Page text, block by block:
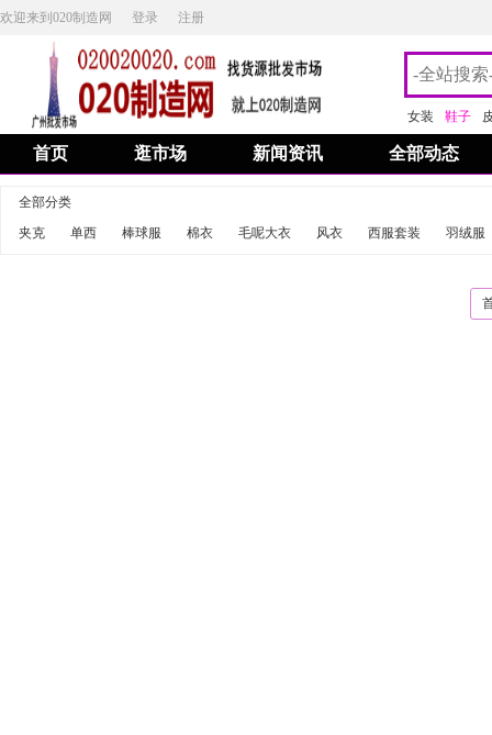
欢迎来到020制造网 登录 注册
女装 鞋子
首页 逛市场 新闻资讯 全部动态
全部分类
夹克
单西 棒球服 棉衣 毛呢大衣 风衣 西服套装 羽绒服